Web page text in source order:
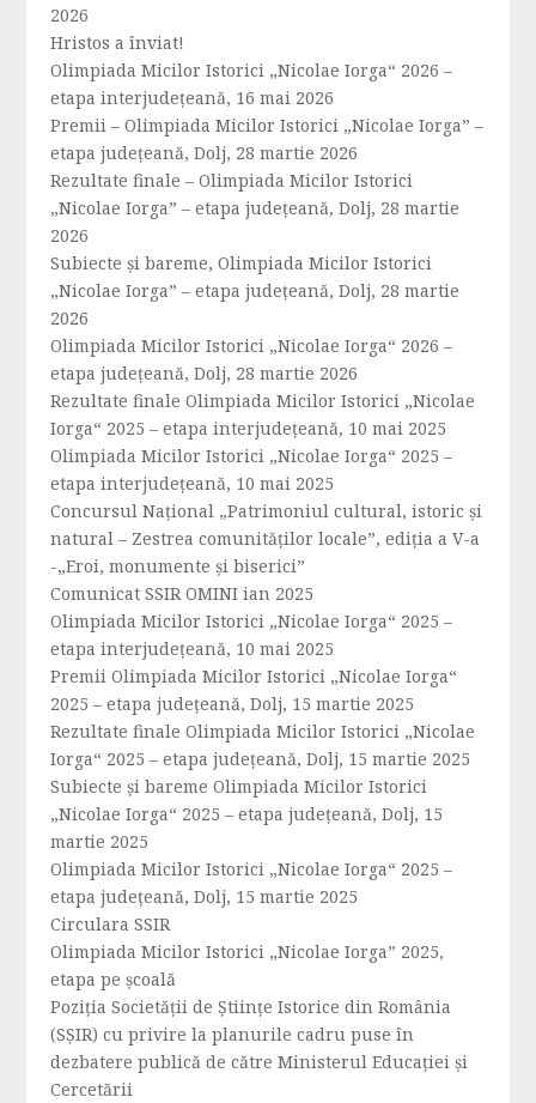
2026
Hristos a înviat!
Olimpiada Micilor Istorici „Nicolae Iorga“ 2026 –
etapa interjudețeană, 16 mai 2026
Premii – Olimpiada Micilor Istorici „Nicolae Iorga” –
etapa județeană, Dolj, 28 martie 2026
Rezultate finale – Olimpiada Micilor Istorici
„Nicolae Iorga” – etapa județeană, Dolj, 28 martie
2026
Subiecte și bareme, Olimpiada Micilor Istorici
„Nicolae Iorga” – etapa județeană, Dolj, 28 martie
2026
Olimpiada Micilor Istorici „Nicolae Iorga“ 2026 –
etapa județeană, Dolj, 28 martie 2026
Rezultate finale Olimpiada Micilor Istorici „Nicolae
Iorga“ 2025 – etapa interjudețeană, 10 mai 2025
Olimpiada Micilor Istorici „Nicolae Iorga“ 2025 –
etapa interjudețeană, 10 mai 2025
Concursul Național „Patrimoniul cultural, istoric și
natural – Zestrea comunităților locale”, ediția a V-a
-„Eroi, monumente și biserici”
Comunicat SSIR OMINI ian 2025
Olimpiada Micilor Istorici „Nicolae Iorga“ 2025 –
etapa interjudeţeană, 10 mai 2025
Premii Olimpiada Micilor Istorici „Nicolae Iorga“
2025 – etapa județeană, Dolj, 15 martie 2025
Rezultate finale Olimpiada Micilor Istorici „Nicolae
Iorga“ 2025 – etapa județeană, Dolj, 15 martie 2025
Subiecte și bareme Olimpiada Micilor Istorici
„Nicolae Iorga“ 2025 – etapa județeană, Dolj, 15
martie 2025
Olimpiada Micilor Istorici „Nicolae Iorga“ 2025 –
etapa județeană, Dolj, 15 martie 2025
Circulara SSIR
Olimpiada Micilor Istorici „Nicolae Iorga” 2025,
etapa pe școală
Poziția Societății de Științe Istorice din România
(SȘIR) cu privire la planurile cadru puse în
dezbatere publică de către Ministerul Educației și
Cercetării